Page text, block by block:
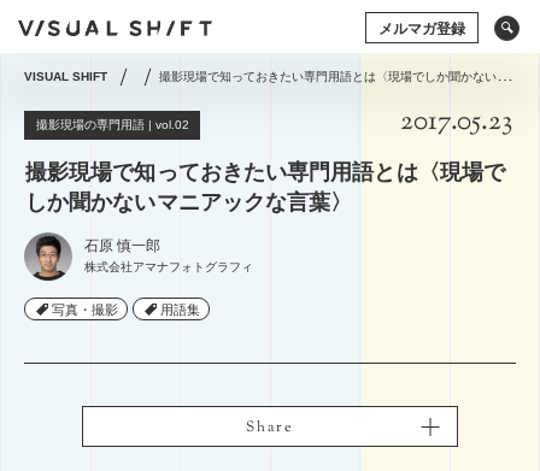
メルマガ登録
キーワードから検索
ソーシャルメディア
動画
アマナの事例
撮影術
ドローン アート×ビジネス CG
VR
ストックフォト
アートフォト
ソーシャルメディア
撮影術
シズル
グラフィックデザイン
プレゼンテーション
企画の立て方
VISUAL SHIFT 撮影現場で知っておきたい専門用語とは〈現場でしか聞かないマニアックな言葉〉
撮影現場の専門用語 | vol.02 2017.05.23
撮影現場で知っておきたい専門用語とは〈現場で
しか聞かないマニアックな言葉〉
石原 慎一郎
株式会社アマナフォトグラフィ
写真・撮影
写真・撮影 用語集
用語集
Share
Share